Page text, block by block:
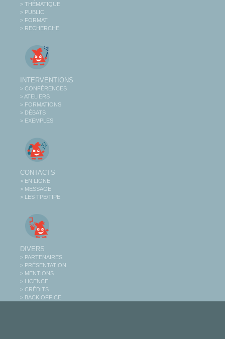
> THÉMATIQUE
> PUBLIC
> FORMAT
> RECHERCHE
INTERVENTIONS
> CONFÉRENCES
> ATELIERS
> FORMATIONS
> DÉBATS
> EXEMPLES
CONTACTS
> EN LIGNE
> MESSAGE
> LES TPE/TIPE
DIVERS
> PARTENAIRES
> PRÉSENTATION
> MENTIONS
> LICENCE
> CRÉDITS
> BACK OFFICE